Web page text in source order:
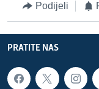
Podijeli
PRATITE NAS